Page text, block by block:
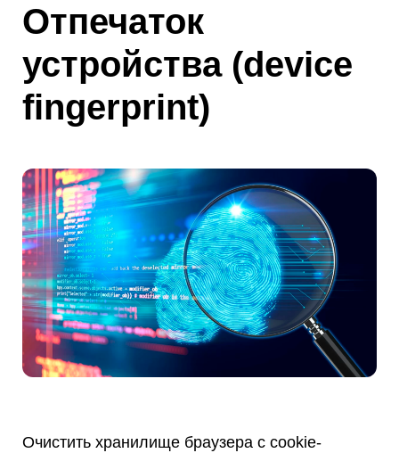
Отпечаток
устройства (device
fingerprint)
Очистить хранилище браузера с cookie-